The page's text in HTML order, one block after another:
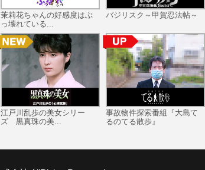
茉莉花ちゃんの好感度はぶ
っ壊れている...
江戸川乱歩の美女シリー
ズ 黒真珠の美...
バジリスク～甲賀忍法帖～
事故物件探索番組『大島て
るのてる散歩』